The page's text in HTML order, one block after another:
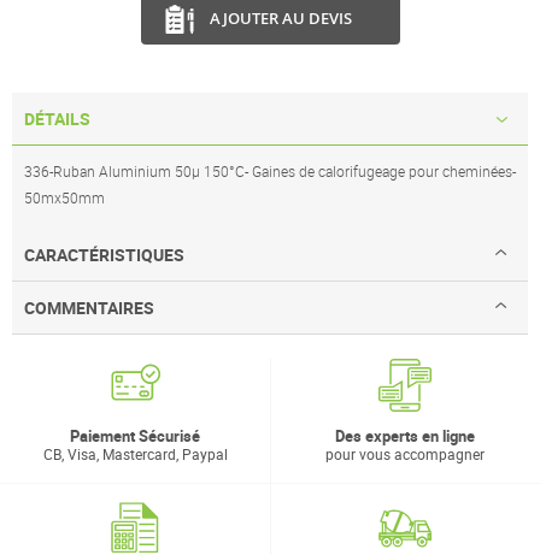
AJOUTER AU DEVIS
DÉTAILS
336-Ruban Aluminium 50µ 150°C- Gaines de calorifugeage pour cheminées-
50mx50mm
CARACTÉRISTIQUES
COMMENTAIRES
Paiement Sécurisé
CB, Visa, Mastercard, Paypal
Des experts en ligne
pour vous accompagner